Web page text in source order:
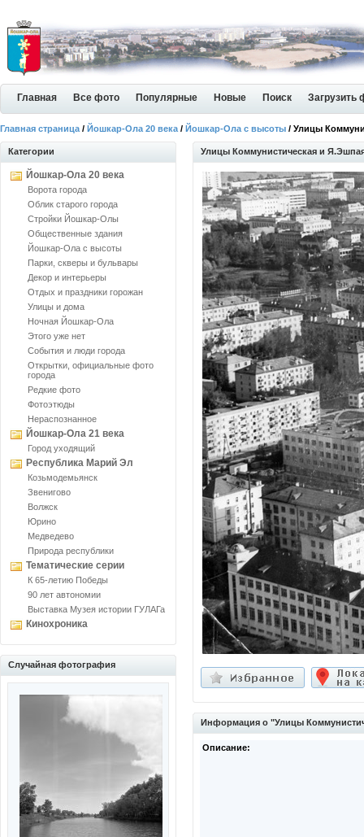
Главная Все фото Популярные Новые Поиск Загрузить
Главная страница / Йошкар-Ола 20 века / Йошкар-Ола с высоты / Улицы
Категории
Йошкар-Ола 20 века
Ворота города
Облик старого города
Стройки Йошкар-Олы
Общественные здания
Йошкар-Ола с высоты
Парки, скверы и бульвары
Декор и интерьеры
Отдых и праздники горожан
Улицы и дома
Ночная Йошкар-Ола
Этого уже нет
События и люди города
Открытки, официальные фото
города
Редкие фото
Фотоэтюды
Нераспознанное
Йошкар-Ола 21 века
Город уходящий
Республика Марий Эл
Козьмодемьянск
Звенигово
Волжск
Юрино
Медведево
Природа республики
Тематические серии
К 65-летию Победы
90 лет автономии
Выставка Музея истории ГУЛАГа
Кинохроника
Случайная фотография
Улицы Коммунистическая и
Информация о "Улицы
Описание: